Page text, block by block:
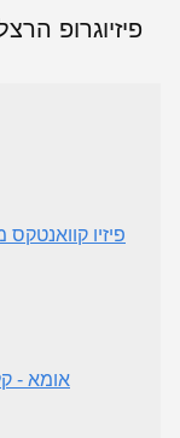
פיזיו
אומא -